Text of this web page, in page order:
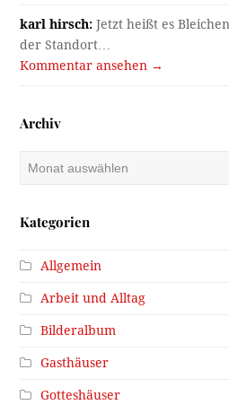
karl hirsch: Jetzt heißt es
der Standort…
Kommentar ansehen →
Archiv
Kategorien
Allgemein
Arbeit und Alltag
Bilderalbum
Gasthäuser
Gotteshäuser